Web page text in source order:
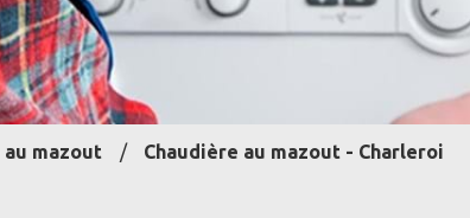
au mazout Chaudière au mazout - Charleroi